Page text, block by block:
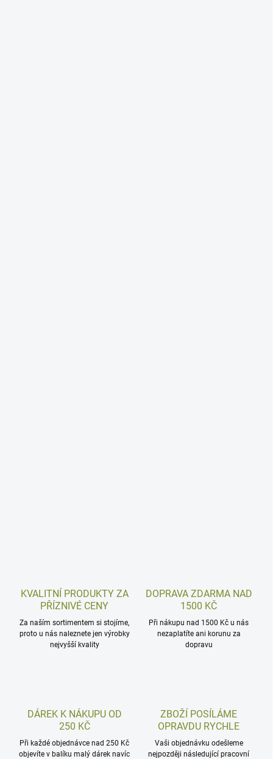
KVALITNÍ PRODUKTY ZA
PŘÍZNIVÉ CENY
Za naším sortimentem si stojíme,
proto u nás naleznete jen výrobky
nejvyšší kvality
DOPRAVA ZDARMA NAD
1500 KČ
Při nákupu nad 1500 Kč u nás
nezaplatíte ani korunu za
dopravu
DÁREK K NÁKUPU OD
250 KČ
Při každé objednávce nad 250 Kč
objevíte v balíku malý dárek navíc
ZBOŽÍ POSÍLÁME
OPRAVDU RYCHLE
Vaši objednávku odešleme
nejpozději následující pracovní